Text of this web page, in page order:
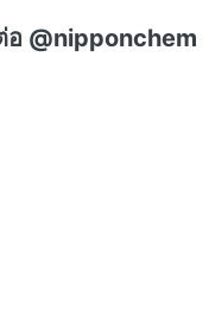
อ @nipponchem